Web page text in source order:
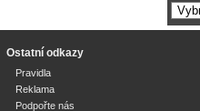
Ostatní odkazy
Pravidla
Reklama
Podpořte nás